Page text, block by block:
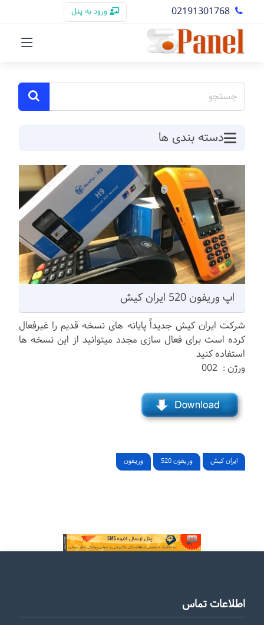
02191301768 ورود به پنل
دسته بندی ها
اپ وریفون 520 ایران کیش
شرکت ایران کیش جدیداً پایانه های نسخه قدیم را غیرفعال
کرده است برای فعال سازی مجدد میتوانید از این نسخه ها
استفاده کنید
ورژن : 002
ایران کیش وریفون 520 وریفون
اطلاعات تماس